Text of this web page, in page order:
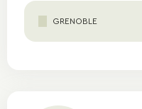
GRENOBLE